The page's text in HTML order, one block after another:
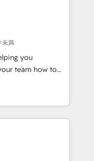
project... ⬅️
150+ Kickstart
in the center
💰 Sage or
✍️ DocuSign or
🔄 any
Website and
"HubScrub" Tool.
未満
you
Ask, You
partner built
That means
you need to
faster, and grow